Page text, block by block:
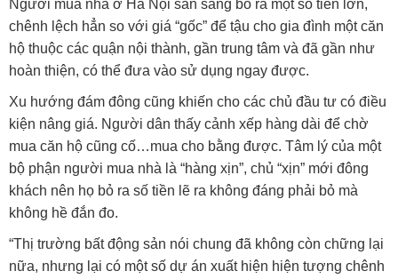
Người mua nhà ở Hà Nội sẵn sàng bỏ ra một số tiền lớn,
chênh lệch hẳn so với giá “gốc” để tậu cho gia đình một căn
hộ thuộc các quận nội thành, gần trung tâm và đã gần như
hoàn thiện, có thể đưa vào sử dụng ngay được.
Xu hướng đám đông cũng khiến cho các chủ đầu tư có điều
kiện nâng giá. Người dân thấy cảnh xếp hàng dài để chờ
mua căn hộ cũng cố…mua cho bằng được. Tâm lý của một
bộ phận người mua nhà là “hàng xịn”, chủ “xịn” mới đông
khách nên họ bỏ ra số tiền lẽ ra không đáng phải bỏ mà
không hề đắn đo.
“Thị trường bất động sản nói chung đã không còn chững lại
nữa, nhưng lại có một số dự án xuất hiện hiện tượng chênh